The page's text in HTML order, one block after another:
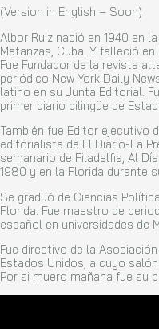
(Version in English – Soon)
Albor Ruiz nació en 1940 en
Matanzas, Cuba. Y falleció
Fue Fundador de la revista
periódico New York Daily
latino en su Junta Editorial.
primer diario bilingüe de
También fue Editor ejecutivo
editorialista de El Diario-La
semanario de Filadelfia, Al
1980 y en la Florida durante
Se graduó de Ciencias
Florida. Fue maestro de
español en universidades de
Fue directivo de la
Estados Unidos, a cuyo
Por si muero mañana fue su